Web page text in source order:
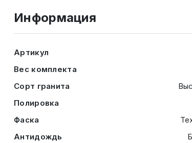
Информация
Артикул
Вес комплекта
Сорт гранита
Полировка
Фаска
Антидождь